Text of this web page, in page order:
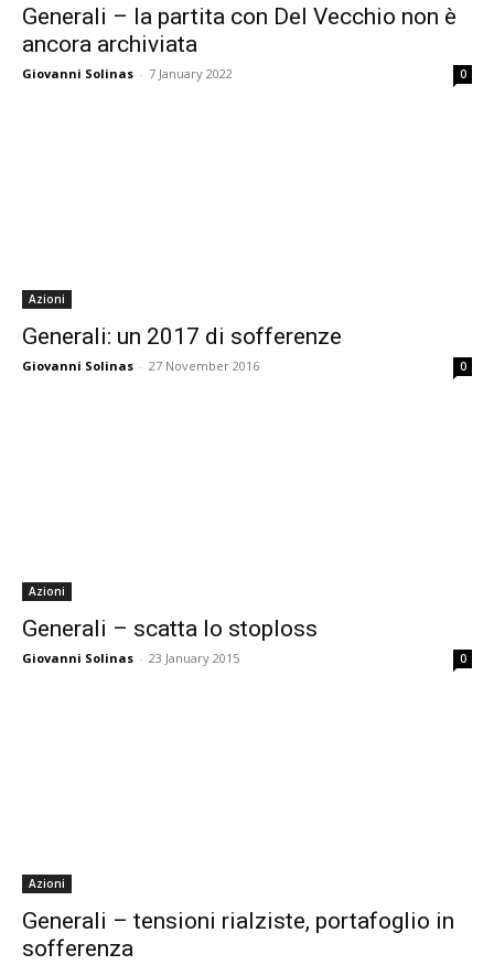
Generali – la partita con Del Vecchio non è
ancora archiviata
Giovanni Solinas - 7 January 2022 0
Azioni
Generali: un 2017 di sofferenze
Giovanni Solinas - 27 November 2016 0
Azioni
Generali – scatta lo stoploss
Giovanni Solinas - 23 January 2015 0
Azioni
Generali – tensioni rialziste, portafoglio in
sofferenza